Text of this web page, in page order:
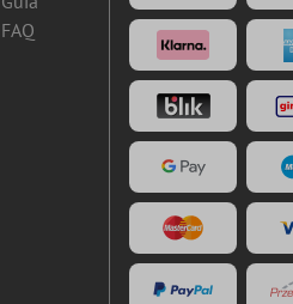
FAQ